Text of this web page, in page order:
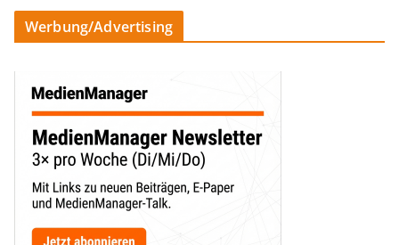
Werbung/Advertising